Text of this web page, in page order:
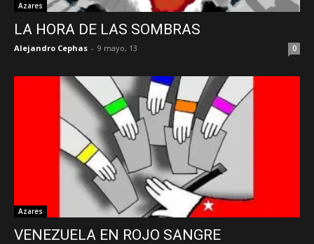
Azares
LA HORA DE LAS SOMBRAS
Alejandro Cephas - 9 mayo, 13 0
Azares
VENEZUELA EN ROJO SANGRE